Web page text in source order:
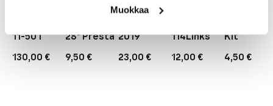
Muokkaa
130,00 €
11-50T
9,50 €
Continental
28" Presta
23,00 €
Galfer Brake
Pads Shimano
2019
12,00 €
114Links
4,50 €
Kit